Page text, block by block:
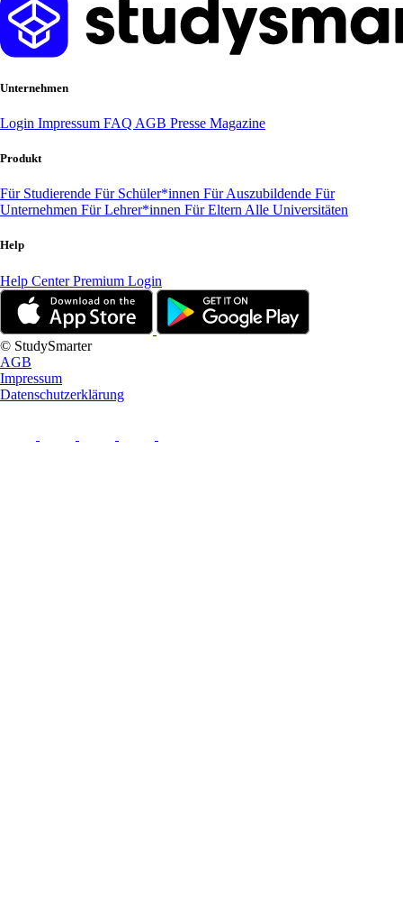
Unternehmen
Login Impressum FAQ AGB Presse Magazine
Produkt
Für Studierende Für Schüler*innen Für Auszubildende Für
Unternehmen Für Lehrer*innen Für Eltern Alle Universitäten
Help
Help CenterPremium Login
© StudySmarter
AGB
Impressum
Datenschutzerklärung